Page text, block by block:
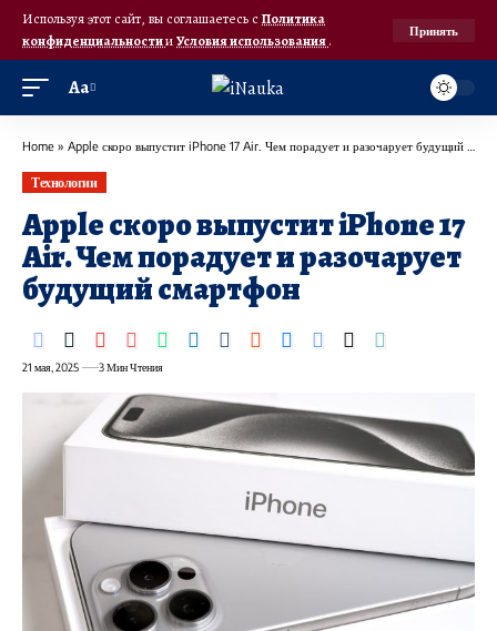
Используя этот сайт, вы соглашаетесь с Политика
конфиденциальностииУсловия использования.
Принять
Аа
Home » Apple скоро выпустит iPhone 17 Air. Чем порадует и разочарует будущий смартфон
Технологии
Apple скоро выпустит iPhone 17
Air. Чем порадует и разочарует
будущий смартфон
21 мая, 2025 3 Мин Чтения